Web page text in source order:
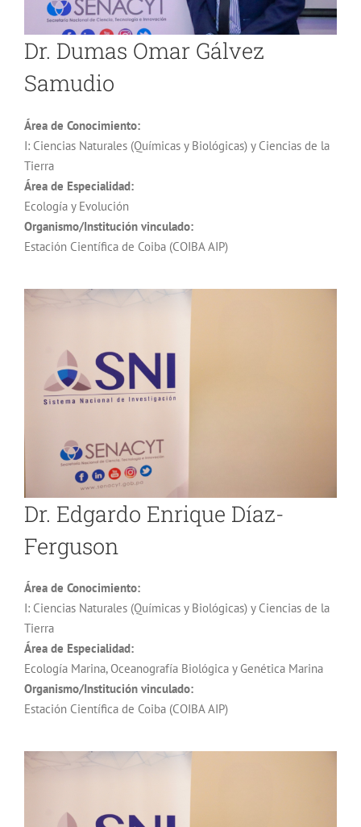
Dr. Dumas Omar Gálvez
Samudio
Área de Conocimiento:
I: Ciencias Naturales (Químicas y Biológicas) y Ciencias de la
Tierra
Área de Especialidad:
Ecología y Evolución
Organismo/Institución vinculado:
Estación Científica de Coiba (COIBA AIP)
Dr. Edgardo Enrique Díaz-
Ferguson
Área de Conocimiento:
I: Ciencias Naturales (Químicas y Biológicas) y Ciencias de la
Tierra
Área de Especialidad:
Ecología Marina, Oceanografía Biológica y Genética Marina
Organismo/Institución vinculado:
Estación Científica de Coiba (COIBA AIP)